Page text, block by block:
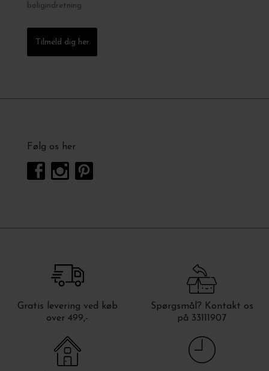
boligindretning.
Tilmeld dig her
Følg os her
Gratis levering ved køb
over 499,-
Spørgsmål? Kontakt os
på 33111907